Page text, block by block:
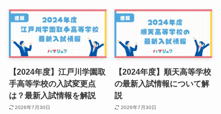
【2024年度】江戸川学園取
手高等学校の入試変更点
は？最新入試情報を解説
2026年7月30日
【2024年度】順天高等学校
の最新入試情報について解
説
2026年7月30日